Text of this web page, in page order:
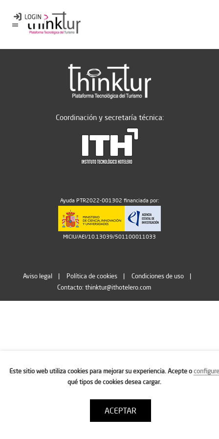
Coordinación y secretaría técnica:
Ayuda PTR2022-001302 financiada por:
MICIU/AEI/10.13039/501100011033
Aviso legal Política de cookies
Condiciones de uso
Contacto: thinktur@ithotelero.com
Este sitio web utiliza cookies para mejorar su experiencia. Acepte oconfigure
qué tipos de cookies desea cargar.
ACEPTAR